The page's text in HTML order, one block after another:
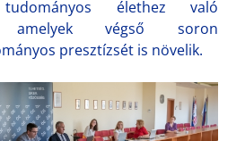
élethez való
amelyek végső soron
presztízsét is növelik.